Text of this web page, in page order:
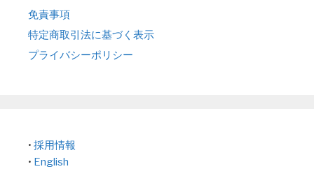
免責事項
特定商取引法に基づく表示
プライバシーポリシー
• 採用情報
• English